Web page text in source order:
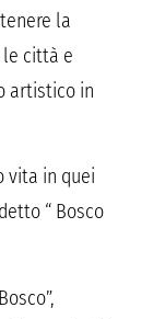
la
città e
artistico in
vita in quei
“ Bosco